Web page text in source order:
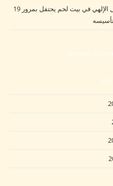
بيت الطفل الإلهي في بيت لحم يحتفل بمرور 19
Recent